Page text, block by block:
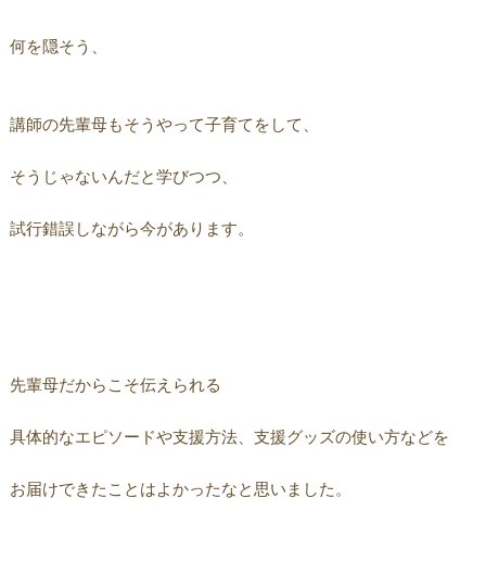
何を隠そう、
講師の先輩母もそうやって子育てをして、
そうじゃないんだと学びつつ、
試行錯誤しながら今があります。
先輩母だからこそ伝えられる
具体的なエピソードや支援方法、支援グッズの使い方などを
お届けできたことはよかったなと思いました。